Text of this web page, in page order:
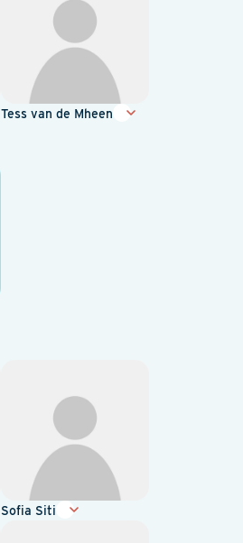
Tess van de Mheen
Sofia Siti